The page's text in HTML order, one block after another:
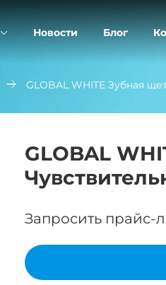
Новости Блог
GLOBAL WHITE Зубная
GLOBAL
Запросить прайс-